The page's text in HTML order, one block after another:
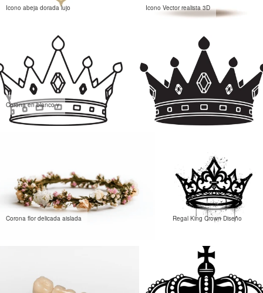
Icono abeja dorada lujo Icono Vector realista 3D
Corona en blanco y
Corona flor delicada aislada Regal King Crown Diseño